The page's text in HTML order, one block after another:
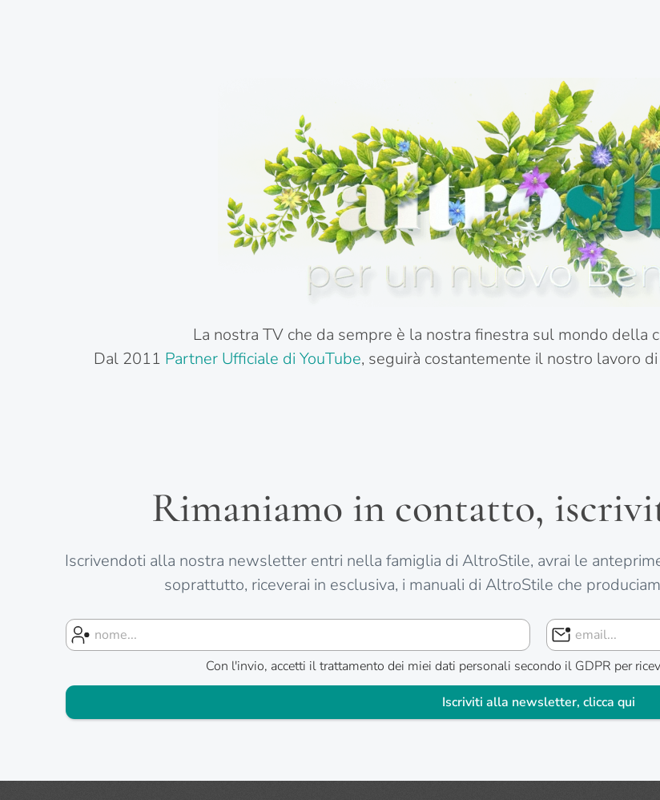
La nostra TV che da sempre è la nostra finestra sul mondo della
Dal 2011 Partner Ufficiale di YouTube, seguirà costantemente il nostro lavoro
Rimaniamo in contatto,
Iscrivendoti alla nostra newsletter entri nella famiglia di AltroStile, avrai le
soprattutto, riceverai in esclusiva, i manuali di AltroStile che
Con l'invio, accetti il trattamento dei miei dati personali secondo il GDPR per
Iscriviti alla newsletter, clicca qui